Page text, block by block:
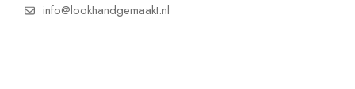
info@lookhandgemaakt.nl